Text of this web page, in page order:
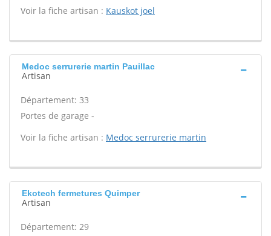
Voir la fiche artisan : Kauskot joel
Medoc serrurerie martin Pauillac
Artisan
Département: 33
Portes de garage -
Voir la fiche artisan : Medoc serrurerie martin
Ekotech fermetures Quimper
Artisan
Département: 29